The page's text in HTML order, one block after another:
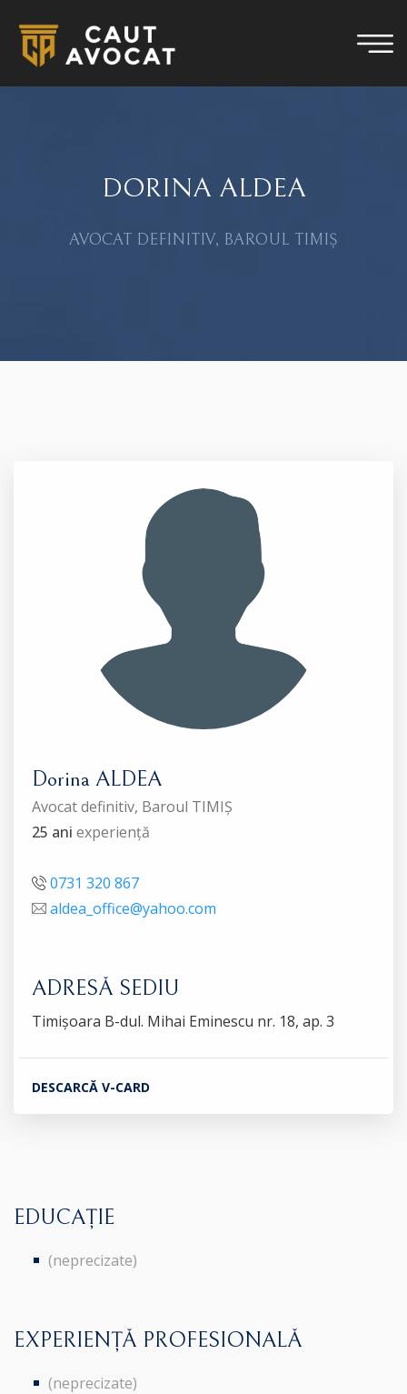
DORINA ALDEA
AVOCAT DEFINITIV, BAROUL TIMIȘ
Dorina ALDEA
Avocat definitiv, Baroul TIMIȘ
25 ani experiență
0731 320 867
aldea_office@yahoo.com
ADRESĂ SEDIU
Timișoara B-dul. Mihai Eminescu nr. 18, ap. 3
DESCARCĂ V-CARD
EDUCAȚIE
(neprecizate)
EXPERIENȚĂ PROFESIONALĂ
(neprecizate)